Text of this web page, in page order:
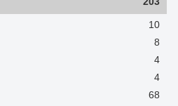
10
8
4
4
68